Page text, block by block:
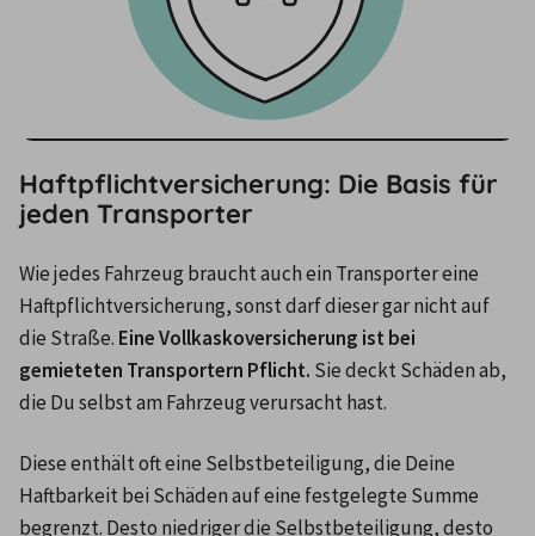
Haftpflichtversicherung: Die Basis für
jeden Transporter
Wie jedes Fahrzeug braucht auch ein Transporter eine
Haftpflichtversicherung, sonst darf dieser gar nicht auf
die Straße. Eine Vollkaskoversicherung ist bei
gemieteten Transportern Pflicht. Sie deckt Schäden ab,
Diese enthält oft eine Selbstbeteiligung, die Deine
Haftbarkeit bei Schäden auf eine festgelegte Summe
begrenzt. Desto niedriger die Selbstbeteiligung, desto